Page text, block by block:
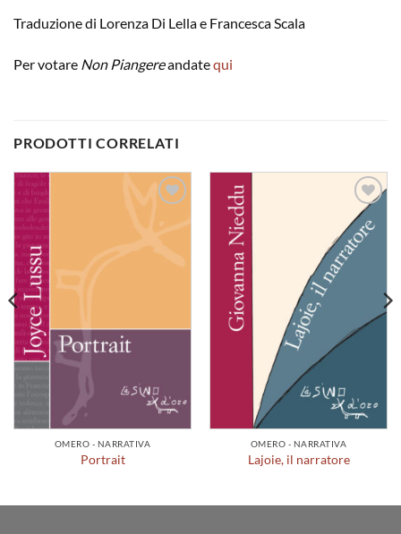
Traduzione di Lorenza Di Lella e Francesca Scala
Per votare Non Piangereandatequi
PRODOTTI CORRELATI
alla lista
dei
desideri
OMERO - NARRATIVA
Portrait
Aggiungi
alla lista
dei
desideri
OMERO - NARRATIVA
Lajoie, il narratore